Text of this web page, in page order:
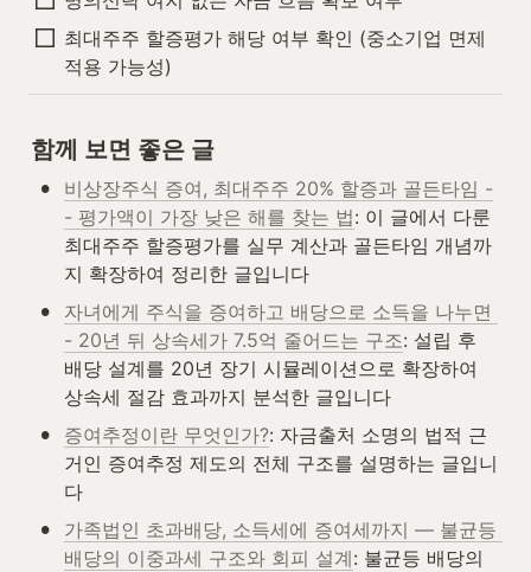
최대주주 할증평가 해당 여부 확인 (중소기업 면제
적용 가능성)
함께 보면 좋은 글
•
비상장주식 증여, 최대주주 20% 할증과 골든타임 -
- 평가액이 가장 낮은 해를 찾는 법: 이 글에서 다룬
최대주주 할증평가를 실무 계산과 골든타임 개념까
지 확장하여 정리한 글입니다
•
자녀에게 주식을 증여하고 배당으로 소득을 나누면
- 20년 뒤 상속세가 7.5억 줄어드는 구조: 설립 후
배당 설계를 20년 장기 시뮬레이션으로 확장하여
상속세 절감 효과까지 분석한 글입니다
• 증여추정이란 무엇인가?: 자금출처 소명의 법적 근
거인 증여추정 제도의 전체 구조를 설명하는 글입니
다
•
가족법인 초과배당, 소득세에 증여세까지 — 불균등
배당의 이중과세 구조와 회피 설계: 불균등 배당의